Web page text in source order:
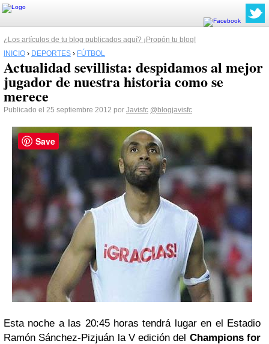
¿Los artículos de tu blog publicados aquí? ¡Propón tu blog!
INICIO › DEPORTES › FÚTBOL
Actualidad sevillista: despidamos al mejor
jugador de nuestra historia como se
merece
Publicado el 25 septiembre 2012 por Javisfc @blogjavisfc
Esta noche a las 20:45 horas tendrá lugar en el Estadio
Ramón Sánchez-Pizjuán la V edición del Champions for
Save